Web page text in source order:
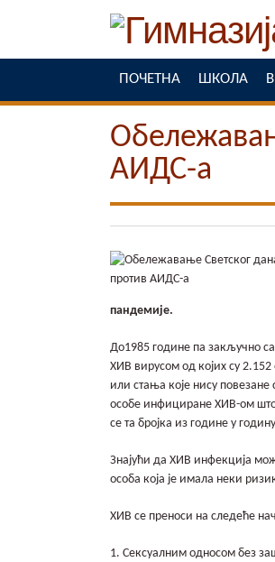
ПОЧЕТНА ШКОЛА
АИДС-а
пандемије.
До1985 године па закључно
ХИВ вирусом од којих су
или стања које нису
особе инфициране ХИВ-ом што
се та бројка из године у
Знајући да ХИВ инфекција
особа која је имала неки
ХИВ се преноси на следеће
1. Сексуалним односом без